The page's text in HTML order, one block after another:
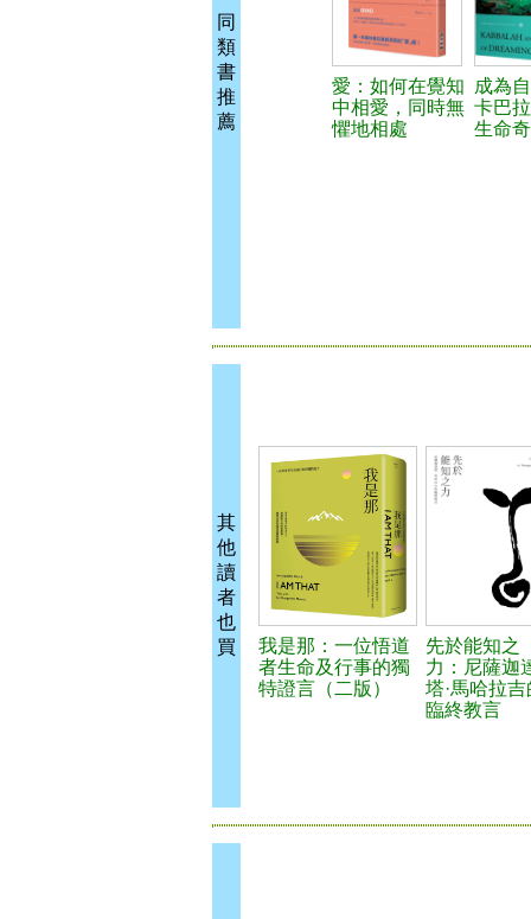
同
類
書
推
薦
愛：如何在覺知
中相愛，同時無
懼地相處
成為
卡巴
生命
其
他
讀
者
也
買
我是那：一位悟道
者生命及行事的獨
特證言（二版）
先於能知之
力：尼薩迦
塔·馬哈拉吉
臨終教言